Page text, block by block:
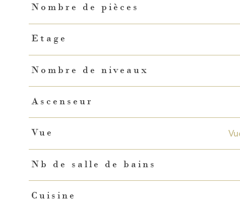
Nombre de pièces
Etage
Nombre de niveaux
Ascenseur
Vue
Nb de salle de bains
Cuisine